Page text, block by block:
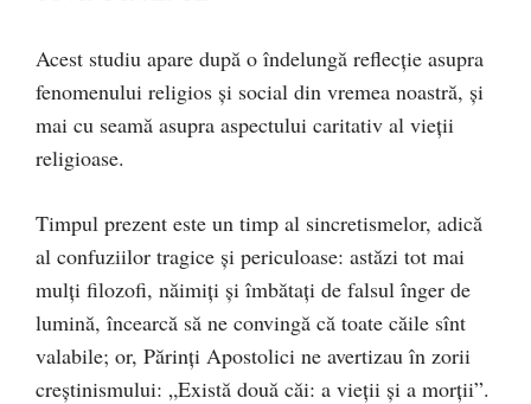
Acest studiu apare după o îndelungă reflecţie asupra
fenomenului religios şi social din vremea noastră, şi
mai cu seamă asupra aspectului caritativ al vieţii
religioase.
Timpul prezent este un timp al sincretismelor, adică
al confuziilor tragice şi periculoase: astăzi tot mai
mulţi filozofi, năimiţi şi îmbătaţi de falsul înger de
lumină, încearcă să ne convingă că toate căile sînt
valabile; or, Părinţi Apostolici ne avertizau în zorii
creştinismului: „Există două căi: a vieţii şi a morţii”.